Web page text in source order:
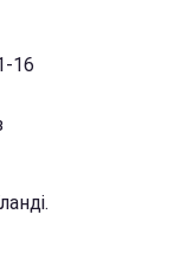
16